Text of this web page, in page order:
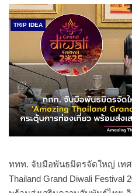
TRIP IDEA
ททท. จับมือพันธมิตรจัดใหญ่ เทศ
Thailand Grand Diwali Festival